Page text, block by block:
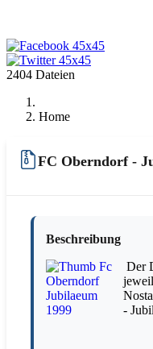
2404 Dateien
Home
FC Oberndorf -
Beschreibung
Der
-